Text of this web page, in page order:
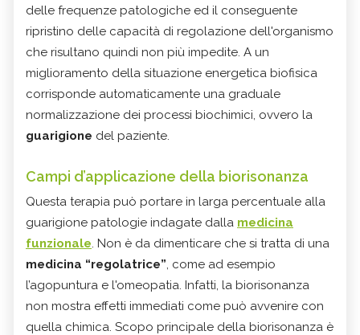
delle frequenze patologiche ed il conseguente
ripristino delle capacità di regolazione dell'organismo
che risultano quindi non più impedite. A un
miglioramento della situazione energetica biofisica
corrisponde automaticamente una graduale
normalizzazione dei processi biochimici, ovvero la
guarigione del paziente.
Campi d’applicazione della biorisonanza
Questa terapia può portare in larga percentuale alla
guarigione patologie indagate dalla medicina
funzionale. Non è da dimenticare che si tratta di una
medicina “regolatrice”, come ad esempio
l’agopuntura e l'omeopatia. Infatti, la biorisonanza
non mostra effetti immediati come può avvenire con
quella chimica. Scopo principale della biorisonanza è